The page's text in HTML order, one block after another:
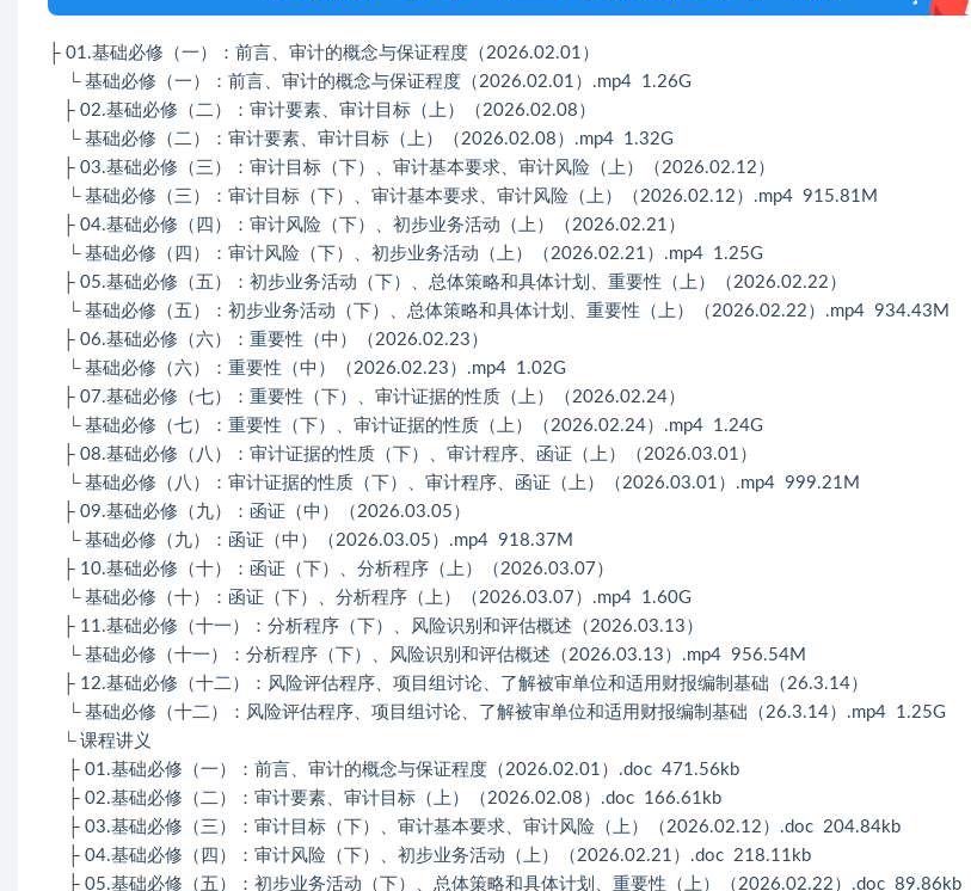
├ 01.基础必修（一）：前言、审计的概念与保证程度（2026.02.01）
└ 基础必修（一）：前言、审计的概念与保证程度（2026.02.01）.mp4 1.26G
├ 02.基础必修（二）：审计要素、审计目标（上）（2026.02.08）
└ 基础必修（二）：审计要素、审计目标（上）（2026.02.08）.mp4 1.32G
├ 03.基础必修（三）：审计目标（下）、审计基本要求、审计风险（上）（2026.02.12）
└ 基础必修（三）：审计目标（下）、审计基本要求、审计风险（上）（2026.02.12）.mp4 915.81M
├ 04.基础必修（四）：审计风险（下）、初步业务活动（上）（2026.02.21）
└ 基础必修（四）：审计风险（下）、初步业务活动（上）（2026.02.21）.mp4 1.25G
├ 05.基础必修（五）：初步业务活动（下）、总体策略和具体计划、重要性（上）（2026.02.22）
└ 基础必修（五）：初步业务活动（下）、总体策略和具体计划、重要性（上）（2026.02.22）.mp4 934.43M
├ 06.基础必修（六）：重要性（中）（2026.02.23）
└ 基础必修（六）：重要性（中）（2026.02.23）.mp4 1.02G
├ 07.基础必修（七）：重要性（下）、审计证据的性质（上）（2026.02.24）
└ 基础必修（七）：重要性（下）、审计证据的性质（上）（2026.02.24）.mp4 1.24G
├ 08.基础必修（八）：审计证据的性质（下）、审计程序、函证（上）（2026.03.01）
└ 基础必修（八）：审计证据的性质（下）、审计程序、函证（上）（2026.03.01）.mp4 999.21M
├ 09.基础必修（九）：函证（中）（2026.03.05）
└ 基础必修（九）：函证（中）（2026.03.05）.mp4 918.37M
├ 10.基础必修（十）：函证（下）、分析程序（上）（2026.03.07）
└ 基础必修（十）：函证（下）、分析程序（上）（2026.03.07）.mp4 1.60G
├ 11.基础必修（十一）：分析程序（下）、风险识别和评估概述（2026.03.13）
└ 基础必修（十一）：分析程序（下）、风险识别和评估概述（2026.03.13）.mp4 956.54M
├ 12.基础必修（十二）：风险评估程序、项目组讨论、了解被审单位和适用财报编制基础（26.3.14）
└ 基础必修（十二）：风险评估程序、项目组讨论、了解被审单位和适用财报编制基础（26.3.14）.mp4 1.25G
└ 课程讲义
├ 01.基础必修（一）：前言、审计的概念与保证程度（2026.02.01）.doc 471.56kb
├ 02.基础必修（二）：审计要素、审计目标（上）（2026.02.08）.doc 166.61kb
├ 03.基础必修（三）：审计目标（下）、审计基本要求、审计风险（上）（2026.02.12）.doc 204.84kb
├ 04.基础必修（四）：审计风险（下）、初步业务活动（上）（2026.02.21）.doc 218.11kb
├ 05.基础必修（五）：初步业务活动（下）、总体策略和具体计划、重要性（上）（2026.02.22）.doc 89.86kb